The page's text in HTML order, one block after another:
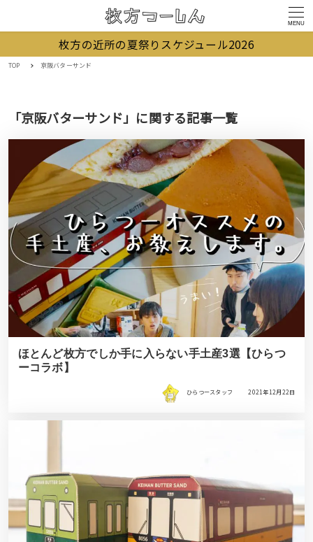
MENU
枚方の近所の夏祭りスケジュール2026
TOP 京阪バターサンド
「京阪バターサンド」に関する記事一覧
ほとんど枚方でしか手に入らない手土産3選【ひらつ
ーコラボ】
ひらつースタッフ 2021年12月22日